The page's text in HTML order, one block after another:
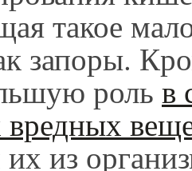
такое
запоры.
рольв
вредных
из